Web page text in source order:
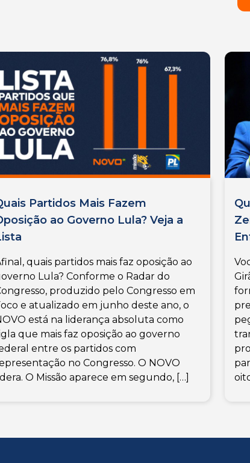
Partidos Mais Fazem
ao Governo Lula? Veja a
quais partidos mais faz oposição ao
Lula? Conforme o Radar do
produzido pelo Congresso em
e atualizado em junho deste ano, o
está na liderança absoluta como
que mais faz oposição ao governo
entre os partidos com
no Congresso. O NOVO
O Missão aparece em segundo, […]